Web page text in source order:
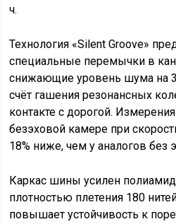
ч.
Технология «Silent Groove»
специальные перемычки в
снижающие уровень шума на 3
счёт гашения резонансных
контакте с дорогой.
безэховой камере при
18% ниже, чем у аналогов без
Каркас шины усилен
плотностью плетения 180
повышает устойчивость к